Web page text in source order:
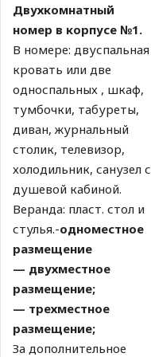
Двухкомнатный
номер в корпусе №1.
В номере: двуспальная
кровать или две
односпальных , шкаф,
тумбочки, табуреты,
диван, журнальный
столик, телевизор,
холодильник, санузел с
душевой кабиной.
Веранда: пласт. стол и
стулья.-одноместное
размещение
— двухместное
размещение;
— трехместное
размещение;
За дополнительное